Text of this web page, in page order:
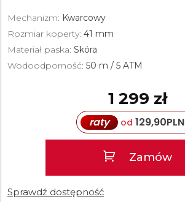
Mechanizm: Kwarcowy
Rozmiar koperty: 41 mm
Materiał paska: Skóra
Wodoodporność: 50 m / 5 ATM
1 299 zł
raty od 129,90PLN
Zamów
Sprawdź dostępność